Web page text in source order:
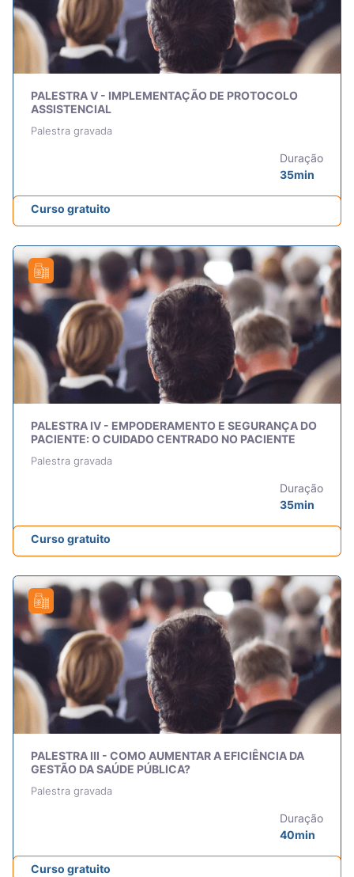
PALESTRA V - IMPLEMENTAÇÃO DE PROTOCOLO
ASSISTENCIAL
Palestra gravada
Duração
35min
Curso gratuito
PALESTRA IV - EMPODERAMENTO E SEGURANÇA DO
PACIENTE: O CUIDADO CENTRADO NO PACIENTE
Palestra gravada
Duração
35min
Curso gratuito
PALESTRA III - COMO AUMENTAR A EFICIÊNCIA DA
GESTÃO DA SAÚDE PÚBLICA?
Palestra gravada
Duração
40min
Curso gratuito